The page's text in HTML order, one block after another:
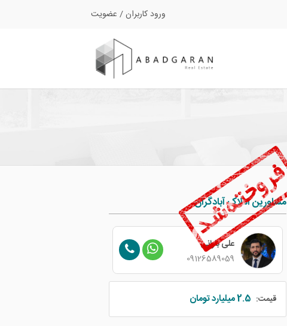
ورود کاربران/ عضویت
مشاورین املاک آبادگران
ایمان نخعی
09907344765
قیمت: 2.5 میلیارد تومان